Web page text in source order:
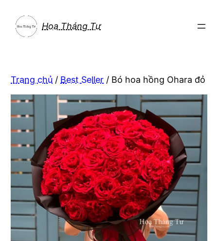
phần
Hoa Tháng Tư
Trang chủ / Best Seller / Bó hoa hồng Ohara đỏ